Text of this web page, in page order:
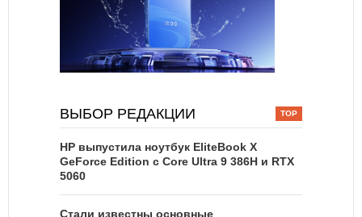
ВЫБОР РЕДАКЦИИ
HP выпустила ноутбук EliteBook X
GeForce Edition с Core Ultra 9 386H и RTX
5060
Стали известны основные